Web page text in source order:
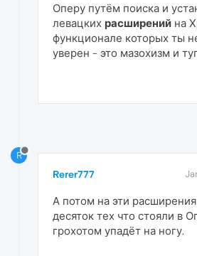
Оперу путём поиска и
левацких расширений на
функционале которых ты
уверен - это мазохизм и
R
Rerer777
А потом на эти
десяток тех что стояли в
грохотом упадёт на ногу.